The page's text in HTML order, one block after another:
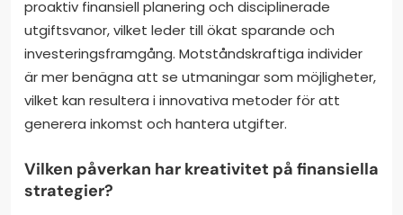
proaktiv finansiell planering och disciplinerade
utgiftsvanor, vilket leder till ökat sparande och
investeringsframgång. Motståndskraftiga individer
är mer benägna att se utmaningar som möjligheter,
vilket kan resultera i innovativa metoder för att
generera inkomst och hantera utgifter.
Vilken påverkan har kreativitet på finansiella
strategier?